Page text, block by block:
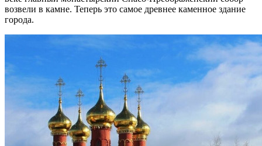
возвели в камне. Теперь это самое древнее каменное здание
города.